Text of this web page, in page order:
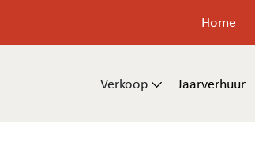
Home
Verkoop Jaarverhuur